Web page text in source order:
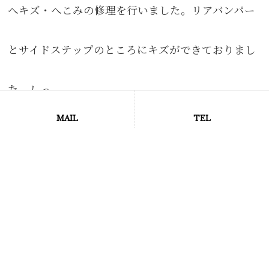
へキズ・へこみの修理を行いました。リアバンパー
とサイドステップのところにキズができておりまし
た。しっ
MAIL TEL